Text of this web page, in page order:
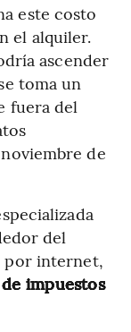
este costo
el alquiler.
ascender
toma un
fuera del
de
del
por internet,
impuestos